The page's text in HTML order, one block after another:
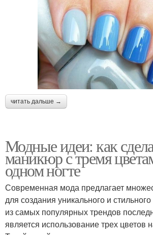
читать дальше →
Модные идеи: как
маникюр с тремя
одном ногте
Современная мода предлагает
для создания уникального и
из самых популярных трендов
является использование трех цветов